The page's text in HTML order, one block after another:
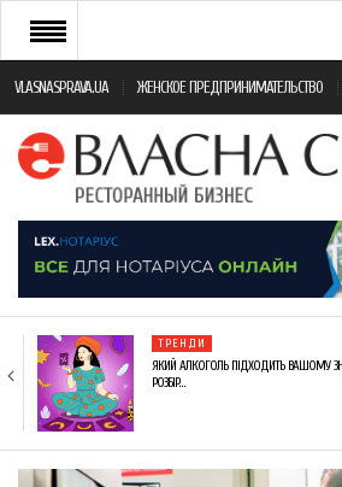
VLASNASPRAVA.UA ЖЕНСКОЕ ПРЕДПРИНИМАТЕЛЬСТВО
НОВИНИ РЕСТОРАННОГО БІЗНЕСУ
ЯК ВІДКРИТИ ТА УСПІШНО КЕРУВАТИ
МОНІТОРИНГ ЗАКОНОДАВСТВА
ФРАНЧАЙЗИНГ
КНИГИ
ТРЕНДИ
ЯКИЙ АЛКОГОЛЬ ПІДХОДИТЬ ВАШОМУ
РОЗБІР…